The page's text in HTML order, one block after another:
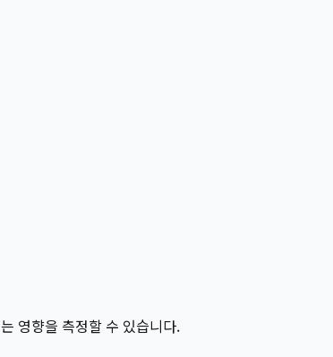
영향을 측정할 수 있습니다.